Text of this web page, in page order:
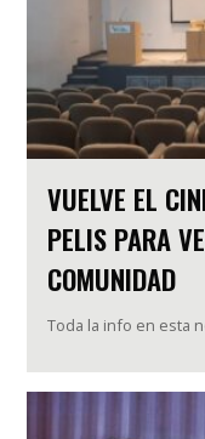
VUELVE EL
PELIS PARA
COMUNIDAD
Toda la info en esta